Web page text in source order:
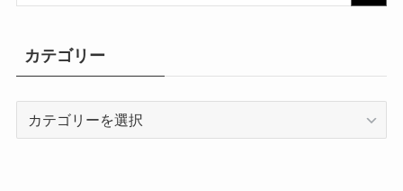
カテゴリー